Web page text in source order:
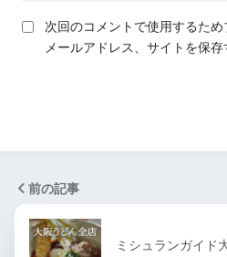
次回のコメントで使用するため
メールアドレス、サイトを保存
前の記事
ミシュランガイド